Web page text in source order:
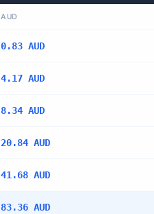
AUD
0.83 AUD
4.17 AUD
8.34 AUD
20.84 AUD
41.68 AUD
83.36 AUD